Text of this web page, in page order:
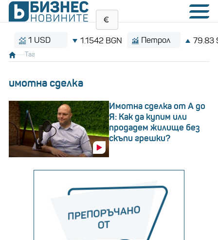
1 USD 1.1542 BGN Петрол 79.83 $/
Таг
имотна сделка
Имотна сделка от А до
Я: Как да купим или
продадем жилище без
скъпи грешки?